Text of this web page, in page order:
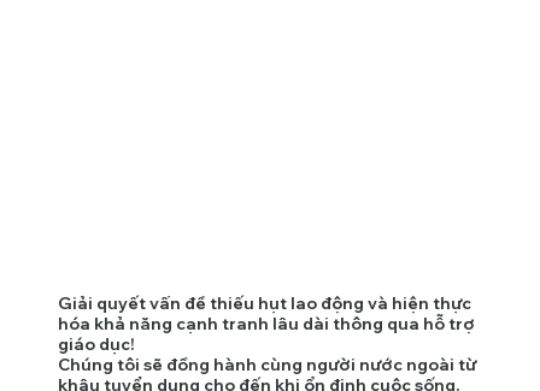
Giải quyết vấn đề thiếu hụt lao động và hiện thực
hóa khả năng cạnh tranh lâu dài thông qua hỗ trợ
giáo dục!
Chúng tôi sẽ đồng hành cùng người nước ngoài từ
khâu tuyển dụng cho đến khi ổn định cuộc sống.